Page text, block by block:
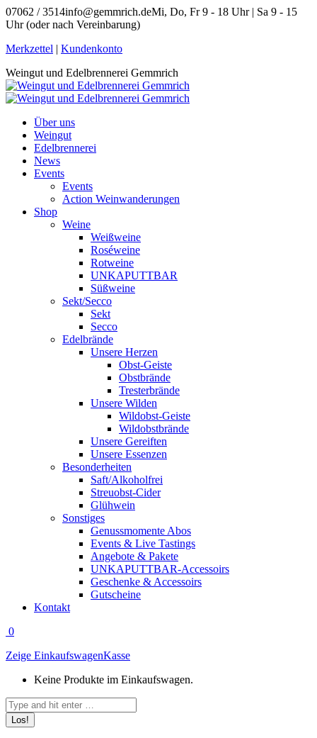
Zum
Inhalt
07062 / 3514info@gemmrich.deMi, Do, Fr 9 - 18 Uhr | Sa 9 - 15
Uhr (oder nach Vereinbarung)
Facebook
opens
in
new
Instagram
opens
in
new
Merkzettel | Kundenkonto
Weingut und Edelbrennerei Gemmrich
Über uns
Weingut
Edelbrennerei
News
Events
Events
Action Weinwanderungen
Shop
Weine
Weißweine
Roséweine
Rotweine
UNKAPUTTBAR
Süßweine
Sekt/Secco
Sekt
Secco
Edelbrände
Unsere Herzen
Obst-Geiste
Obstbrände
Tresterbrände
Unsere Wilden
Wildobst-Geiste
Wildobstbrände
Unsere Gereiften
Unsere Essenzen
Besonderheiten
Saft/Alkoholfrei
Streuobst-Cider
Glühwein
Sonstiges
Genussmomente Abos
Events & Live Tastings
Angebote & Pakete
UNKAPUTTBAR-Accessoirs
Geschenke & Accessoirs
Gutscheine
Kontakt
0
Zeige EinkaufswagenKasse
Keine Produkte im Einkaufswagen.
Search: